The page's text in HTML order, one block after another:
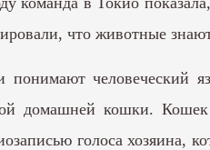
что животные
понимают человеческий
домашней кошки.
голоса